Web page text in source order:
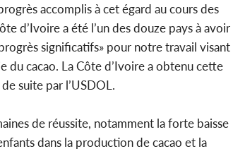
accomplis à cet égard au cours des
d’Ivoire a été l’un des douze pays à avoir
significatifs» pour notre travail visant
du cacao. La Côte d’Ivoire a obtenu cette
suite par l’USDOL.
de réussite, notamment la forte baisse
dans la production de cacao et la